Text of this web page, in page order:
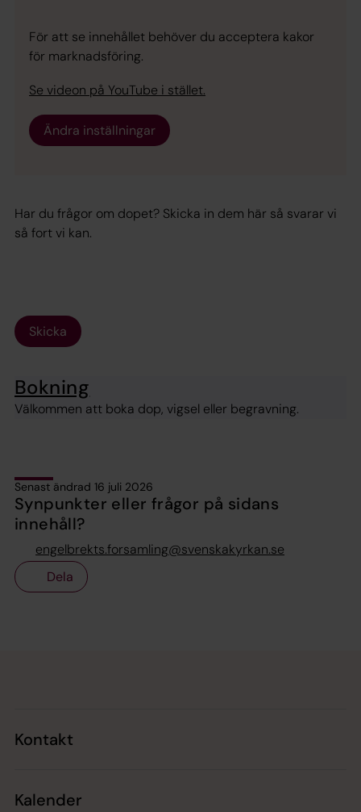
För att se innehållet behöver du acceptera kakor
för marknadsföring.
Se videon på YouTube i stället.
Ändra inställningar
Har du frågor om dopet? Skicka in dem här så svarar vi
så fort vi kan.
Skicka
Bokning
Välkommen att boka dop, vigsel eller begravning.
Senast ändrad 16 juli 2026
Synpunkter eller frågor på sidans
innehåll?
engelbrekts.forsamling@svenskakyrkan.se
Dela
Kontakt
Kalender